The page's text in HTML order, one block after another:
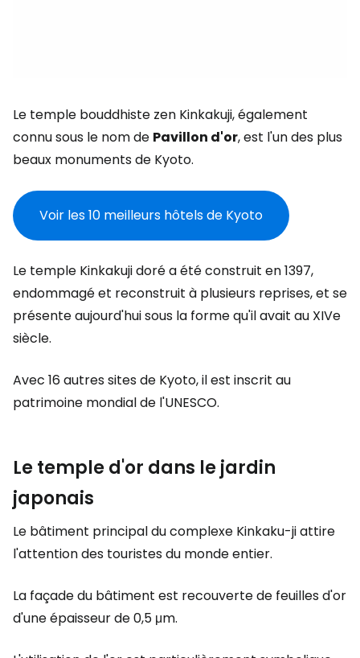
Le temple bouddhiste zen Kinkakuji, également
connu sous le nom de Pavillon d'or, est l'un des plus
beaux monuments de Kyoto.
Voir les 10 meilleurs hôtels de Kyoto
Le temple Kinkakuji doré a été construit en 1397,
endommagé et reconstruit à plusieurs reprises, et se
présente aujourd'hui sous la forme qu'il avait au XIVe
siècle.
Avec 16 autres sites de Kyoto, il est inscrit au
patrimoine mondial de l'UNESCO.
Le temple d'or dans le jardin
japonais
Le bâtiment principal du complexe Kinkaku-ji attire
l'attention des touristes du monde entier.
La façade du bâtiment est recouverte de feuilles d'or
d'une épaisseur de 0,5 μm.